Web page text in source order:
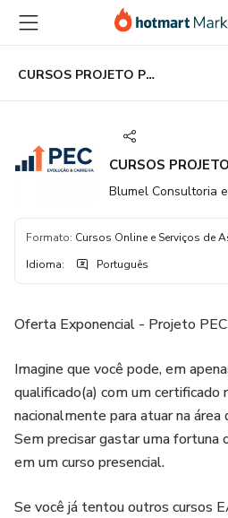
para
conteúdo
principal
para
pagamento
para
rodapé
CURSOS PROJETO PEC
CURSOS
Blumel Consultoria
Formato: Cursos Online e Serviços de
Idioma: Português
Oferta Exponencial - Projeto PEC
Imagine que você pode, em
qualificado(a) com um certificado
nacionalmente para atuar na
Sem precisar gastar uma fortuna
em um curso presencial.
Se você já tentou outros cursos